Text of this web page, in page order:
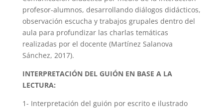
profesor-alumnos, desarrollando diálogos didácticos,
observación escucha y trabajos grupales dentro del
aula para profundizar las charlas temáticas
realizadas por el docente (Martínez Salanova
Sánchez, 2017).
INTERPRETACIÓN DEL GUIÓN EN BASE A LA
LECTURA:
1- Interpretación del guión por escrito e ilustrado